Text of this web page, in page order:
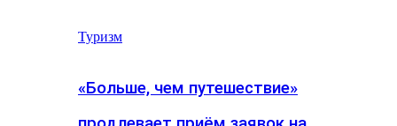
Туризм
«Больше, чем путешествие»